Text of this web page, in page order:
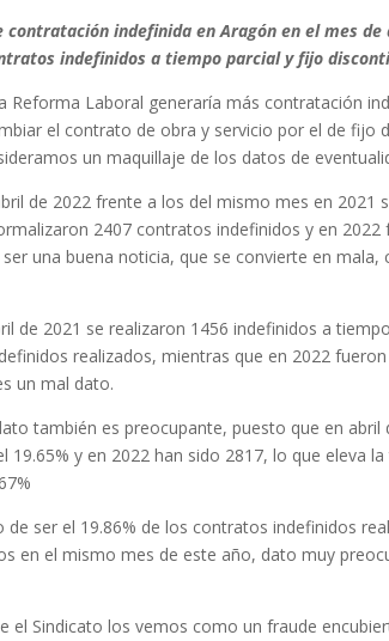
contratación indefinida en Aragón en el mes
indefinidos a tiempo parcial y fijo
Reforma Laboral generaría más contratación
el contrato de obra y servicio por el de fijo
un maquillaje de los datos de
de 2022 frente a los del mismo mes en 2021
2407 contratos indefinidos y en 2022
una buena noticia, que se convierte en mala,
de 2021 se realizaron 1456 indefinidos a
realizados, mientras que en 2022
un mal dato.
también es preocupante, puesto que en abril
y en 2022 han sido 2817, lo que eleva la
ser el 19.86% de los contratos indefinidos
en el mismo mes de este año, dato muy
el Sindicato los vemos como un fraude